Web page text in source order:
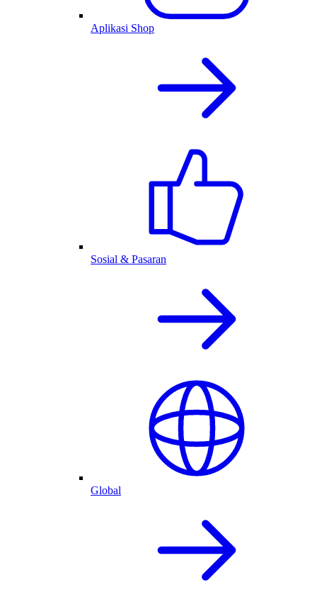
Aplikasi Shop
Sosial & Pasaran
Global